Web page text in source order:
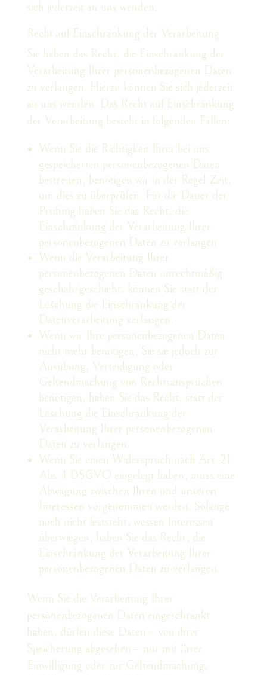
sich jederzeit an uns wenden.
Recht auf Einschränkung der Verarbeitung
Sie haben das Recht, die Einschränkung der
Verarbeitung Ihrer personenbezogenen Daten
zu verlangen. Hierzu können Sie sich jederzeit
an uns wenden. Das Recht auf Einschränkung
der Verarbeitung besteht in folgenden Fällen:
Wenn Sie die Richtigkeit Ihrer bei uns
gespeicherten personenbezogenen Daten
bestreiten, benötigen wir in der Regel Zeit,
um dies zu überprüfen. Für die Dauer der
Prüfung haben Sie das Recht, die
Einschränkung der Verarbeitung Ihrer
personenbezogenen Daten zu verlangen.
Wenn die Verarbeitung Ihrer
personenbezogenen Daten unrechtmäßig
geschah/geschieht, können Sie statt der
Löschung die Einschränkung der
Datenverarbeitung verlangen.
Wenn wir Ihre personenbezogenen Daten
nicht mehr benötigen, Sie sie jedoch zur
Ausübung, Verteidigung oder
Geltendmachung von Rechtsansprüchen
benötigen, haben Sie das Recht, statt der
Löschung die Einschränkung der
Verarbeitung Ihrer personenbezogenen
Daten zu verlangen.
Wenn Sie einen Widerspruch nach Art. 21
Abs. 1 DSGVO eingelegt haben, muss eine
Abwägung zwischen Ihren und unseren
Interessen vorgenommen werden. Solange
noch nicht feststeht, wessen Interessen
überwiegen, haben Sie das Recht, die
Einschränkung der Verarbeitung Ihrer
personenbezogenen Daten zu verlangen.
Wenn Sie die Verarbeitung Ihrer
personenbezogenen Daten eingeschränkt
haben, dürfen diese Daten – von ihrer
Speicherung abgesehen – nur mit Ihrer
Einwilligung oder zur Geltendmachung,